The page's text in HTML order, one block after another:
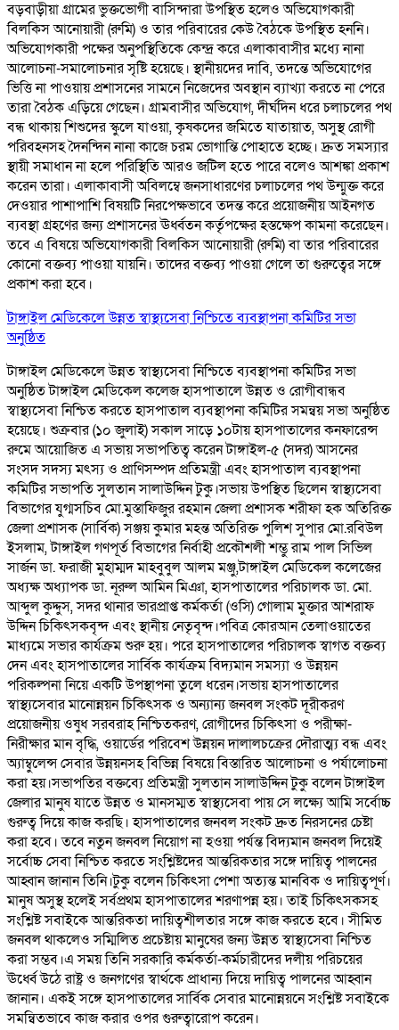
বড়বাড়ীয়া গ্রামের ভুক্তভোগী বাসিন্দারা উপস্থিত হলেও অভিযোগকারী
বিলকিস আনোয়ারী (রুমি) ও তার পরিবারের কেউ বৈঠকে উপস্থিত হননি।
অভিযোগকারী পক্ষের অনুপস্থিতিকে কেন্দ্র করে এলাকাবাসীর মধ্যে নানা
আলোচনা-সমালোচনার সৃষ্টি হয়েছে। স্থানীয়দের দাবি, তদন্তে অভিযোগের
ভিত্তি না পাওয়ায় প্রশাসনের সামনে নিজেদের অবস্থান ব্যাখ্যা করতে না পেরে
তারা বৈঠক এড়িয়ে গেছেন। গ্রামবাসীর অভিযোগ, দীর্ঘদিন ধরে চলাচলের পথ
বন্ধ থাকায় শিশুদের স্কুলে যাওয়া, কৃষকদের জমিতে যাতায়াত, অসুস্থ রোগী
পরিবহনসহ দৈনন্দিন নানা কাজে চরম ভোগান্তি পোহাতে হচ্ছে। দ্রুত সমস্যার
স্থায়ী সমাধান না হলে পরিস্থিতি আরও জটিল হতে পারে বলেও আশঙ্কা প্রকাশ
করেন তারা। এলাকাবাসী অবিলম্বে জনসাধারণের চলাচলের পথ উন্মুক্ত করে
দেওয়ার পাশাপাশি বিষয়টি নিরপেক্ষভাবে তদন্ত করে প্রয়োজনীয় আইনগত
ব্যবস্থা গ্রহণের জন্য প্রশাসনের ঊর্ধ্বতন কর্তৃপক্ষের হস্তক্ষেপ কামনা করেছেন।
তবে এ বিষয়ে অভিযোগকারী বিলকিস আনোয়ারী (রুমি) বা তার পরিবারের
কোনো বক্তব্য পাওয়া যায়নি। তাদের বক্তব্য পাওয়া গেলে তা গুরুত্বের সঙ্গে
প্রকাশ করা হবে।
টাঙ্গাইল মেডিকেলে উন্নত স্বাস্থ্যসেবা নিশ্চিতে ব্যবস্থাপনা কমিটির সভা
অনুষ্ঠিত
টাঙ্গাইল মেডিকেলে উন্নত স্বাস্থ্যসেবা নিশ্চিতে ব্যবস্থাপনা কমিটির সভা
অনুষ্ঠিত টাঙ্গাইল মেডিকেল কলেজ হাসপাতালে উন্নত ও রোগীবান্ধব
স্বাস্থ্যসেবা নিশ্চিত করতে হাসপাতাল ব্যবস্থাপনা কমিটির সমন্বয় সভা অনুষ্ঠিত
হয়েছে। শুক্রবার (১০ জুলাই) সকাল সাড়ে ১০টায় হাসপাতালের কনফারেন্স
রুমে আয়োজিত এ সভায় সভাপতিত্ব করেন টাঙ্গাইল-৫ (সদর) আসনের
সংসদ সদস্য মৎস্য ও প্রাণিসম্পদ প্রতিমন্ত্রী এবং হাসপাতাল ব্যবস্থাপনা
কমিটির সভাপতি সুলতান সালাউদ্দিন টুকু।সভায় উপস্থিত ছিলেন স্বাস্থ্যসেবা
বিভাগের যুগ্মসচিব মো.মুস্তাফিজুর রহমান জেলা প্রশাসক শরীফা হক অতিরিক্ত
জেলা প্রশাসক (সার্বিক) সঞ্জয় কুমার মহন্ত অতিরিক্ত পুলিশ সুপার মো.রবিউল
ইসলাম, টাঙ্গাইল গণপূর্ত বিভাগের নির্বাহী প্রকৌশলী শম্ভু রাম পাল সিভিল
সার্জন ডা. ফরাজী মুহাম্মদ মাহবুবুল আলম মঞ্জু,টাঙ্গাইল মেডিকেল কলেজের
অধ্যক্ষ অধ্যাপক ডা. নূরুল আমিন মিঞা, হাসপাতালের পরিচালক ডা. মো.
আব্দুল কুদ্দুস, সদর থানার ভারপ্রাপ্ত কর্মকর্তা (ওসি) গোলাম মুক্তার আশরাফ
উদ্দিন চিকিৎসকবৃন্দ এবং স্থানীয় নেতৃবৃন্দ।পবিত্র কোরআন তেলাওয়াতের
মাধ্যমে সভার কার্যক্রম শুরু হয়। পরে হাসপাতালের পরিচালক স্বাগত বক্তব্য
দেন এবং হাসপাতালের সার্বিক কার্যক্রম বিদ্যমান সমস্যা ও উন্নয়ন
পরিকল্পনা নিয়ে একটি উপস্থাপনা তুলে ধরেন।সভায় হাসপাতালের
স্বাস্থ্যসেবার মানোন্নয়ন চিকিৎসক ও অন্যান্য জনবল সংকট দূরীকরণ
প্রয়োজনীয় ওষুধ সরবরাহ নিশ্চিতকরণ, রোগীদের চিকিৎসা ও পরীক্ষা-
নিরীক্ষার মান বৃদ্ধি, ওয়ার্ডের পরিবেশ উন্নয়ন দালালচক্রের দৌরাত্ম্য বন্ধ এবং
অ্যাম্বুলেন্স সেবার উন্নয়নসহ বিভিন্ন বিষয়ে বিস্তারিত আলোচনা ও পর্যালোচনা
করা হয়।সভাপতির বক্তব্যে প্রতিমন্ত্রী সুলতান সালাউদ্দিন টুকু বলেন টাঙ্গাইল
জেলার মানুষ যাতে উন্নত ও মানসম্মত স্বাস্থ্যসেবা পায় সে লক্ষ্যে আমি সর্বোচ্চ
গুরুত্ব দিয়ে কাজ করছি। হাসপাতালের জনবল সংকট দ্রুত নিরসনের চেষ্টা
করা হবে। তবে নতুন জনবল নিয়োগ না হওয়া পর্যন্ত বিদ্যমান জনবল দিয়েই
সর্বোচ্চ সেবা নিশ্চিত করতে সংশ্লিষ্টদের আন্তরিকতার সঙ্গে দায়িত্ব পালনের
আহ্বান জানান তিনি।টুকু বলেন চিকিৎসা পেশা অত্যন্ত মানবিক ও দায়িত্বপূর্ণ।
মানুষ অসুস্থ হলেই সর্বপ্রথম হাসপাতালের শরণাপন্ন হয়। তাই চিকিৎসকসহ
সংশ্লিষ্ট সবাইকে আন্তরিকতা দায়িত্বশীলতার সঙ্গে কাজ করতে হবে। সীমিত
জনবল থাকলেও সম্মিলিত প্রচেষ্টায় মানুষের জন্য উন্নত স্বাস্থ্যসেবা নিশ্চিত
করা সম্ভব।এ সময় তিনি সরকারি কর্মকর্তা-কর্মচারীদের দলীয় পরিচয়ের
ঊর্ধ্বে উঠে রাষ্ট্র ও জনগণের স্বার্থকে প্রাধান্য দিয়ে দায়িত্ব পালনের আহ্বান
জানান। একই সঙ্গে হাসপাতালের সার্বিক সেবার মানোন্নয়নে সংশ্লিষ্ট সবাইকে
সমন্বিতভাবে কাজ করার ওপর গুরুত্বারোপ করেন।